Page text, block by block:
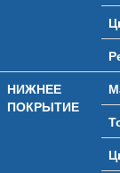
НИЖНЕЕ
ПОКРЫТИЕ